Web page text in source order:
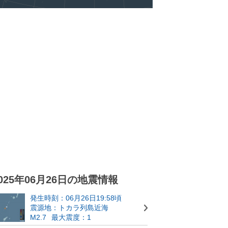
年06月26日の地震情報
発生時刻：06月26日19:58頃
震源地：トカラ列島近海
M2.7
最大震度：1